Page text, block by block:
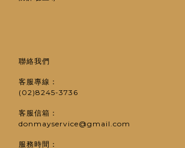
聯絡我們
客服專線：
(02)8245-3736
客服信箱：
donmayservice@gmail.com
服務時間：